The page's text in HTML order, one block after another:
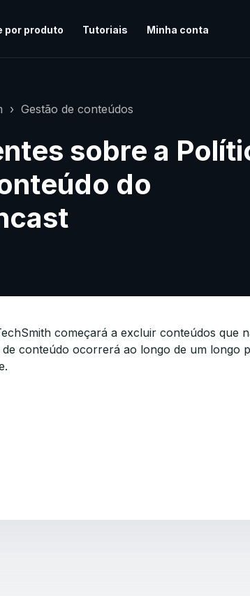
por produto Tutoriais Minha conta
Gestão de conteúdos
sobre a
do
começará a excluir conteúdos que
de conteúdo ocorrerá ao longo de um